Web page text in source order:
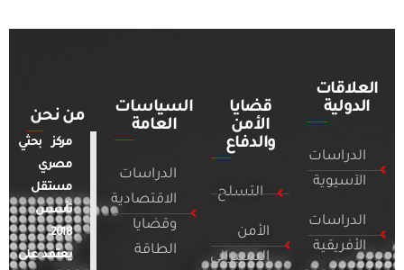
العلاقات
الدولية
الدراسات
الآسيوية
الدراسات
الأفريقية
قضايا
الأمن
والدفاع
التسلح
الأمن
السيبراني
السياسات
العامة
الدراسات
الاقتصادية
وقضايا
الطاقة
من نحن
مركز بحثي
مصري
مستقل
تأسس
2018.
يعتمد على